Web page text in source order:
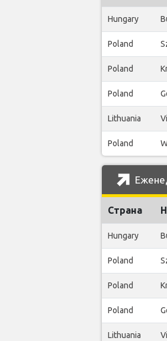
Hungary
Poland
Poland
Poland
Lithuania
Poland
Страна
Hungary
Poland
Poland
Poland
Lithuania